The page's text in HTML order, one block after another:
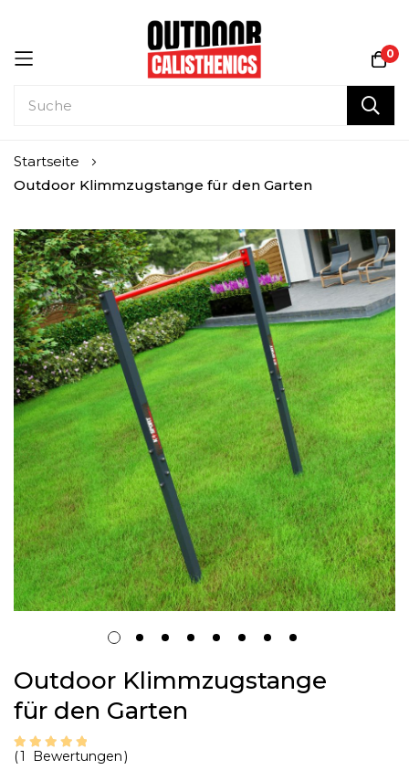
0
Zum
Inhalt
Startseite
Outdoor Klimmzugstange für den Garten
Zum
Ende
der
Bildgalerie
springen
Anfang
der
Bildgalerie
springen
Outdoor Klimmzugstange
für den Garten
Bewertung:
1 Bewertungen